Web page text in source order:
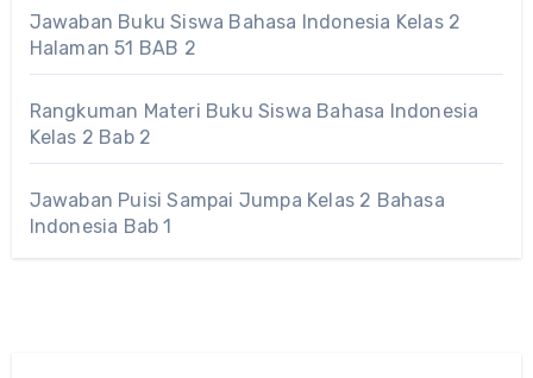
Jawaban Buku Siswa Bahasa Indonesia Kelas 2
Halaman 51 BAB 2
Rangkuman Materi Buku Siswa Bahasa Indonesia
Kelas 2 Bab 2
Jawaban Puisi Sampai Jumpa Kelas 2 Bahasa
Indonesia Bab 1